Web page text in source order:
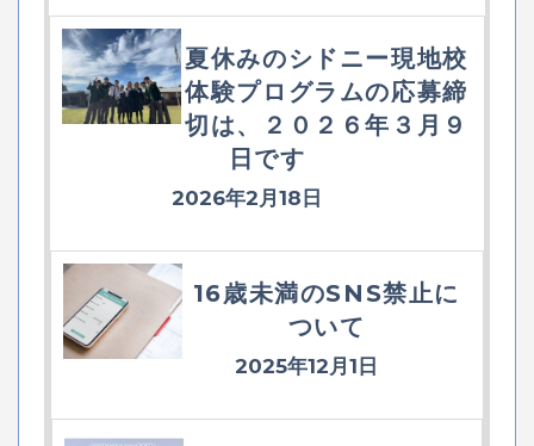
夏休みのシドニー現地校
体験プログラムの応募締
切は、２０２６年３月９
日です
2026年2月18日
16歳未満のSNS禁止に
ついて
2025年12月1日